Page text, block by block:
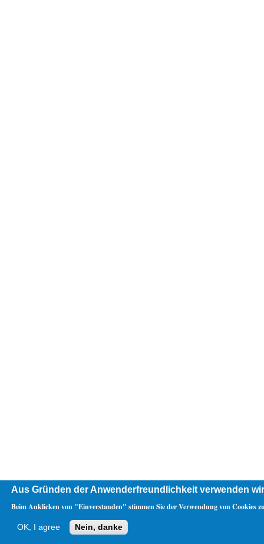
Aus Gründen der Anwenderfreundlichkeit verwenden
Beim Anklicken von "Einverstanden" stimmen Sie der Verwendung von Cookies
OK, I agree Nein, danke